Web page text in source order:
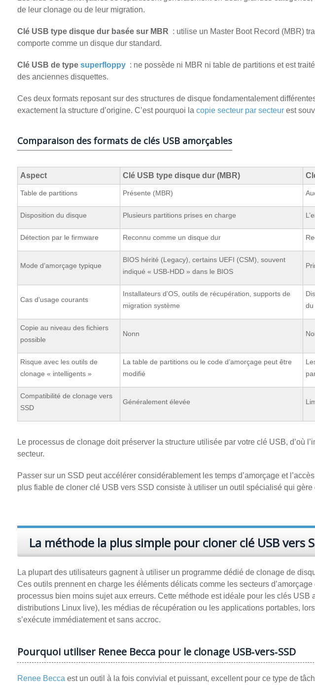
de leur clonage ou de leur migration.
Clé USB type disque dur basée sur MBR : utilise un Master Boot Record (MBR)
comporte comme un disque dur standard.
Clé USB de type superfloppy : ne possède ni MBR ni table de partitions et est
des anciennes disquettes.
Ces deux formats reposant sur des structures de disque fondamentalement
exactement la structure d’origine. C’est pourquoi la copie secteur par secteur est
Comparaison des formats de clés USB amorçables
Aspect Clé USB type disque dur (MBR)
Table de partitions Présente (MBR)
Disposition du disque Plusieurs partitions prises en charge
Détection par le firmware Reconnu comme un disque dur
Mode d’amorçage typique
BIOS hérité (Legacy), certains UEFI (CSM), souvent
indiqué « USB‑HDD » dans le BIOS
Cas d’usage courants
Installateurs d’OS, outils de récupération, supports de
migration système
du
Copie au niveau des fichiers
possible
Nonn
Risque avec les outils de
clonage « intelligents »
La table de partitions ou le code d’amorçage peut être
modifié
Compatibilité de clonage vers
SSD
Généralement élevée
Le processus de clonage doit préserver la structure utilisée par votre clé USB, d’où
secteur.
Passer sur un SSD peut accélérer considérablement les temps d’amorçage et
plus fiable de cloner clé USB vers SSD consiste à utiliser un outil spécialisé qui
La méthode la plus simple pour cloner clé USB vers
La plupart des utilisateurs gagnent à utiliser un programme dédié de clonage de
Ces outils prennent en charge les éléments délicats comme les secteurs d’amorçage
processus bien moins sujet aux erreurs. Cette méthode est idéale pour les clés USB
distributions Linux live), les médias de récupération ou les applications portables,
s’exécute immédiatement et sans accroc.
Pourquoi utiliser Renee Becca pour le clonage USB‑vers‑SSD
Renee Becca est un outil à la fois convivial et puissant, excellent pour ce type de